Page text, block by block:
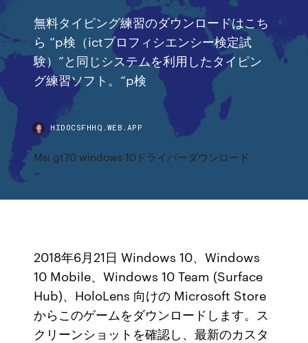
無料タイピング練習のダウンロードはこち
ら “p検（ictプロフィシエンシー検定試
験）”と同じシステムを利用したタイピン
グ練習ソフト。“p検
HIDOCSFHHQ.WEB.APP
Msi gt70 windows 10ドライバーダウンロード
2018年6月21日 Windows 10、Windows
10 Mobile、Windows 10 Team (Surface
Hub)、HoloLens 向けの Microsoft Store
からこのゲームをダウンロードします。ス
クリーンショットを確認し、最新のカスタ